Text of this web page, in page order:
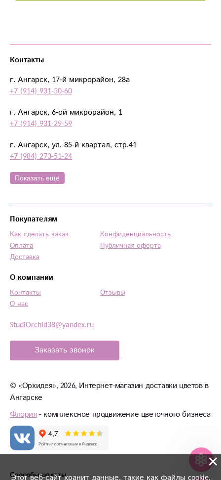
×
Контакты
г. Ангарск, 17-й микрорайон, 28а
+7 (914) 931-30-60
г. Ангарск, 6-ой микрорайон, 1
+7 (914) 931-29-59
г. Ангарск, ул. 85-й квартал, стр.41
+7 (984) 273-51-24
Показать ещё
StudiOrchid38@yandex.ru
Заказать звонок
Покупателям
Как сделать заказ
Оплата
Доставка
Конфиденциальность
Публичная оферта
О компании
Контакты
О нас
Отзывы
© «Орхидея», 2026, Интернет-магазин доставки цветов в
Ангарске
Флория- комплексное продвижение цветочного бизнеса
Способы оплаты